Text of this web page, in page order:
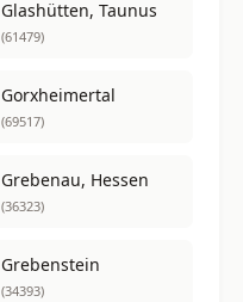
Glashütten, Taunus
(61479)
Gorxheimertal
(69517)
Grebenau, Hessen
(36323)
Grebenstein
(34393)